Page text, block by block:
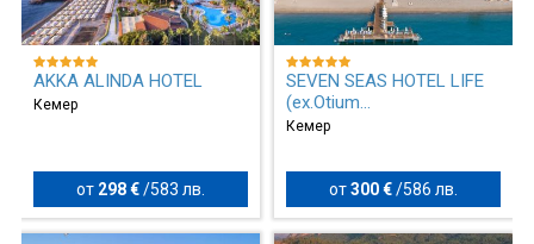
AKKA ALINDA HOTEL
Кемер
от 298 € / 583 лв.
SEVEN SEAS HOTEL LIFE
(ex.Otium...
Кемер
от300 €/ 586 лв.